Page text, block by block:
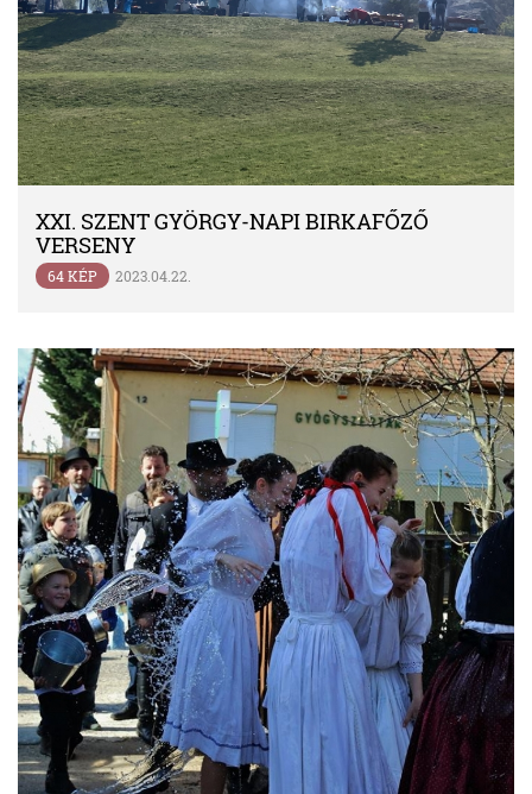
XXI. SZENT GYÖRGY-NAPI BIRKAFŐZŐ
VERSENY
64 KÉP 2023.04.22.